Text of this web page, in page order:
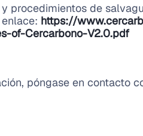
procedimientos de
https://
of-Cercarbono-V2.0.pdf
póngase en contacto